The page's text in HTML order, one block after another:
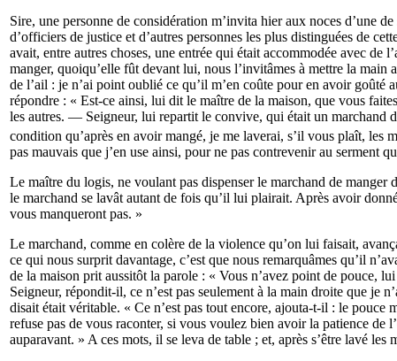
Sire, une personne de considération m’invita hier aux noces d’une
d’officiers de justice et d’autres personnes les plus distinguées de
avait, entre autres choses, une entrée qui était accommodée avec de
manger, quoiqu’elle fût devant lui, nous l’invitâmes à mettre la
de l’ail : je n’ai point oublié ce qu’il m’en coûte pour en avoir
répondre : « Est-ce ainsi, lui dit le maître de la maison, que vous
les autres. — Seigneur, lui repartit le convive, qui était un marchand
condition qu’après en avoir mangé, je me laverai, s’il vous plaît, les
pas mauvais que j’en use ainsi, pour ne pas contrevenir au serment
Le maître du logis, ne voulant pas dispenser le marchand de manger
le marchand se lavât autant de fois qu’il lui plairait. Après avoir
vous manqueront pas. »
Le marchand, comme en colère de la violence qu’on lui faisait,
ce qui nous surprit davantage, c’est que nous remarquâmes qu’il
de la maison prit aussitôt la parole : « Vous n’avez point de pouce,
Seigneur, répondit-il, ce n’est pas seulement à la main droite que je
disait était véritable. « Ce n’est pas tout encore, ajouta-t-il : le pouce
refuse pas de vous raconter, si vous voulez bien avoir la patience de
auparavant. » A ces mots, il se leva de table ; et, après s’être lavé